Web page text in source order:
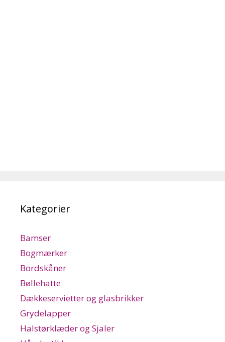
Kategorier
Bamser
Bogmærker
Bordskåner
Bøllehatte
Dækkeservietter og glasbrikker
Grydelapper
Halstørklæder og Sjaler